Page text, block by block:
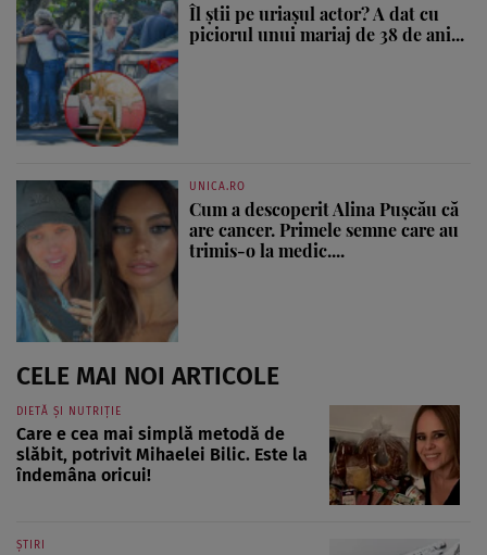
Îl știi pe uriașul actor? A dat cu
piciorul unui mariaj de 38 de ani...
UNICA.RO
Cum a descoperit Alina Pușcău că
are cancer. Primele semne care au
trimis-o la medic....
CELE MAI NOI ARTICOLE
DIETĂ ȘI NUTRIȚIE
Care e cea mai simplă metodă de
slăbit, potrivit Mihaelei Bilic. Este la
îndemâna oricui!
ȘTIRI